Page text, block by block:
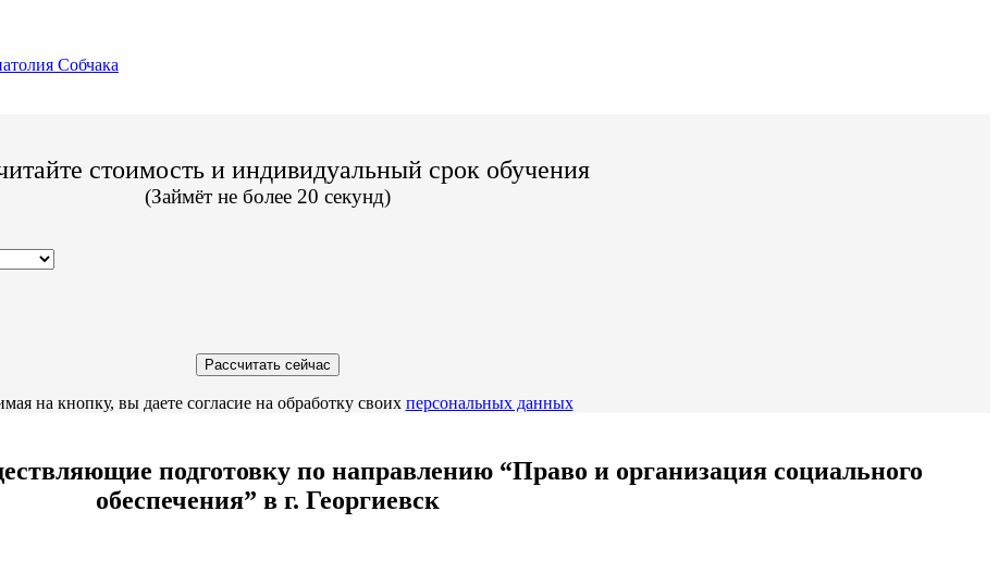
Собчака
стоимость и индивидуальный срок обучения
(Займёт не более 20 секунд)
на кнопку, вы даете согласие на обработку своих персональных данных
подготовку по направлению “Право и организация социального
обеспечения” в г. Георгиевск